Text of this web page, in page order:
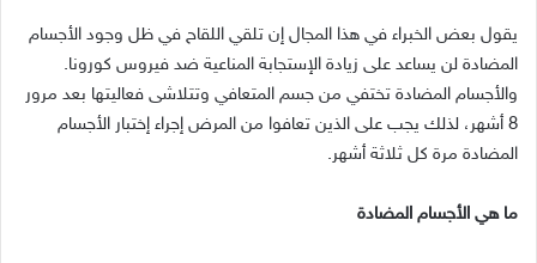
يقول بعض الخبراء في هذا المجال إن تلقي اللقاح في ظل وجود الأجسام
المضادة لن يساعد على زيادة الإستجابة المناعية ضد فيروس كورونا.
والأجسام المضادة تختفي من جسم المتعافي وتتلاشى فعاليتها بعد مرور
8 أشهر، لذلك يجب على الذين تعافوا من المرض إجراء إختبار الأجسام
المضادة مرة كل ثلاثة أشهر.
ما هي الأجسام المضادة